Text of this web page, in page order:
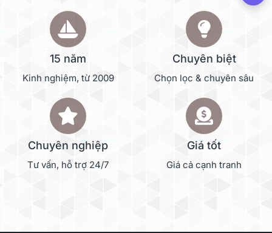
15 năm
Kinh nghiệm, từ 2009
Chuyên biệt
Chọn lọc & chuyên sâu
Chuyên nghiệp
Tư vấn, hỗ trợ 24/7
Giá tốt
Giá cả cạnh tranh